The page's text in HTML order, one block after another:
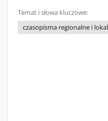
Temat i słowa kluczowe:
czasopisma regionalne i